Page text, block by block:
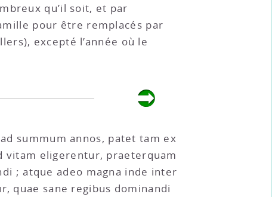
qu’il soit, et par
pour être remplacés par
excepté l’année où le
summum annos, patet tam ex
vitam eligerentur, praeterquam
; atque adeo magna inde inter
quae sane regibus dominandi